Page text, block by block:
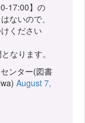
17:00】の
ないので、
ください
なります。
ンター(図書
August 7,